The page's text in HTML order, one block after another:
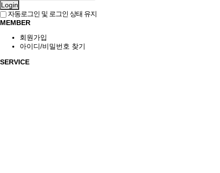
Login
자동로그인 및 로그인 상태 유지
MEMBER
회원가입
아이디/비밀번호 찾기
SERVICE